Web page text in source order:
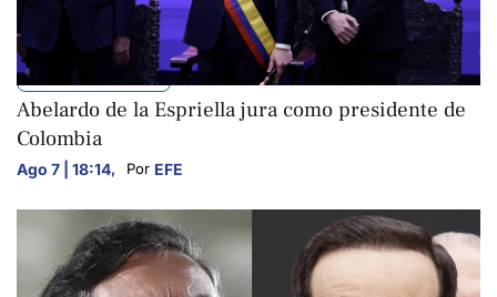
INTERNACIONALES
Abelardo de la Espriella jura como presidente de
Colombia
Ago 7 | 18:14, Por EFE